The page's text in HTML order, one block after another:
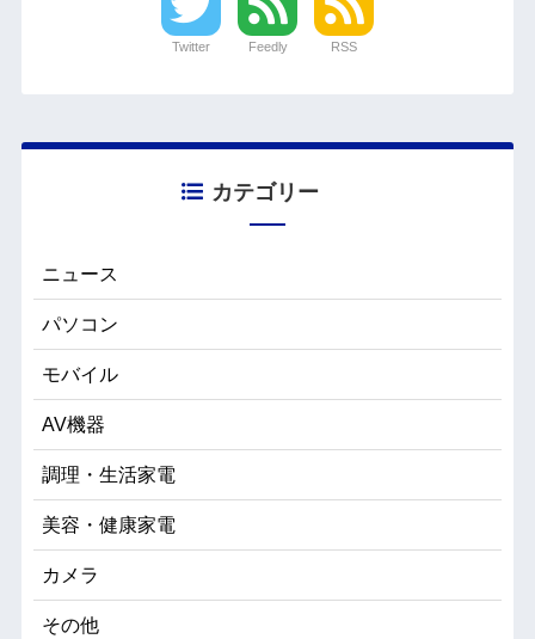
Twitter Feedly RSS
カテゴリー
ニュース
パソコン
モバイル
AV機器
調理・生活家電
美容・健康家電
カメラ
その他